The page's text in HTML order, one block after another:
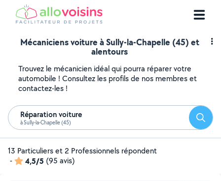
Mécaniciens voiture à Sully-la-Chapelle (45) et
alentours
Trouvez le mécanicien idéal qui pourra réparer votre
automobile ! Consultez les profils de nos membres et
contactez-les !
Réparation voiture
à Sully-la-Chapelle (45)
13 Particuliers et 2 Professionnels répondent
-
4,5/5 (95 avis)